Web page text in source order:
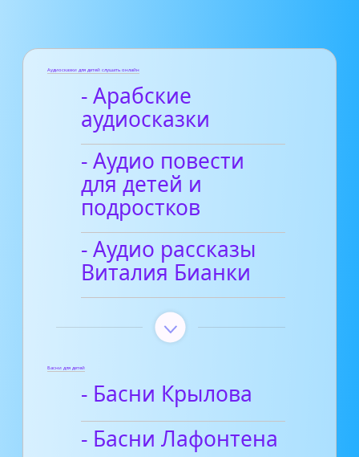
Аудиосказки для детей слушать онлайн
- Арабские
аудиосказки
- Аудио повести
для детей и
подростков
- Аудио рассказы
Виталия Бианки
Басни для детей
- Басни Крылова
- Басни Лафонтена